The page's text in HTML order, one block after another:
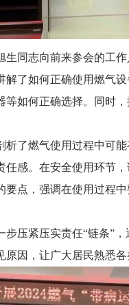
志向前来参会的工作
了如何正确使用燃气
如何正确选择。同时
燃气使用过程中可能
感。在安全使用环节
要点，强调在使用过程
紧压实责任“链条”，
因，让广大居民熟悉